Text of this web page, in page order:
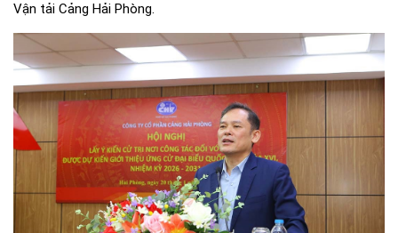
Vận tải Cảng Hải Phòng.